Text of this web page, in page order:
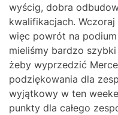
wyścig, dobra
kwalifikacjach.
więc powrót na
mieliśmy bardzo
żeby wyprzedzić
podziękowania dla
wyjątkowy w ten
punkty dla całego